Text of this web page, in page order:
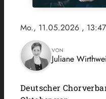
Mo., 11.05.2026 ,
VON
Juliane
Deutscher